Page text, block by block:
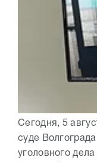
Сегодня, 5
суде
уголовного